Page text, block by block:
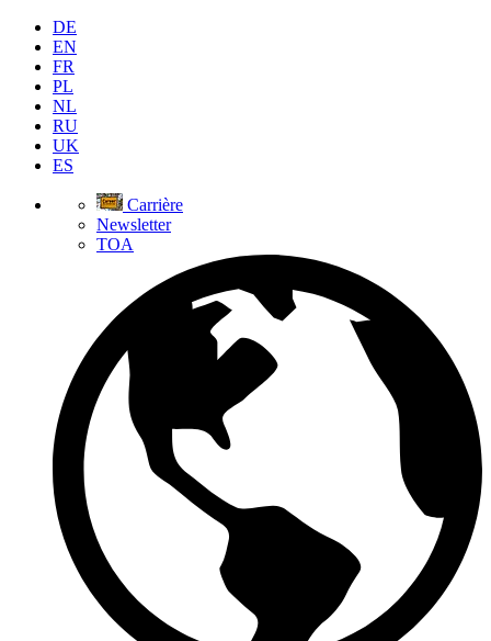
DE
EN
FR
PL
NL
RU
UK
ES
Carrière
Newsletter
TOA